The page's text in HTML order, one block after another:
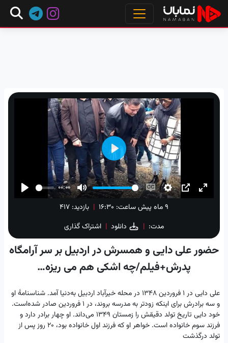
Play
00:00
Mute
Enable
captions
Settings
PIP Enter
Play
۹ ماه پیش ساعت: ۱۶:۳۰ | بازدید: 417
مدت: | دانلود | اشتراک گذاری
حضور علی دایی و همسرش در اردبیل بر سر آرامگاه
پدرش+فیلم/چه اشکی هم می ریزه…
علی دایی در 1 فروردین 1348 در محله خیرآباد اردبیل به‌دنیا آمد. شناسنامهٔ او
و سه برادرش برای اینکه زودتر به مدرسه بروند، در 1 فروردین‌ صادر شده‌است.
خود دایی تاریخ تولد دقیقش را زمستان 1349‌ می‌داند. او چهار برادر دارد و
فرزند سوم خانواده است. خواهر او که فرزند اول خانواده بود، 20 روز پس از
تولد درگذشت